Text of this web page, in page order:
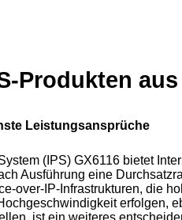
Produkten aus
Leistungsansprüche
(IPS) GX6116 bietet
Ausführung eine
over-IP-Infrastrukturen, die
erfolgen,
ist ein weiteres